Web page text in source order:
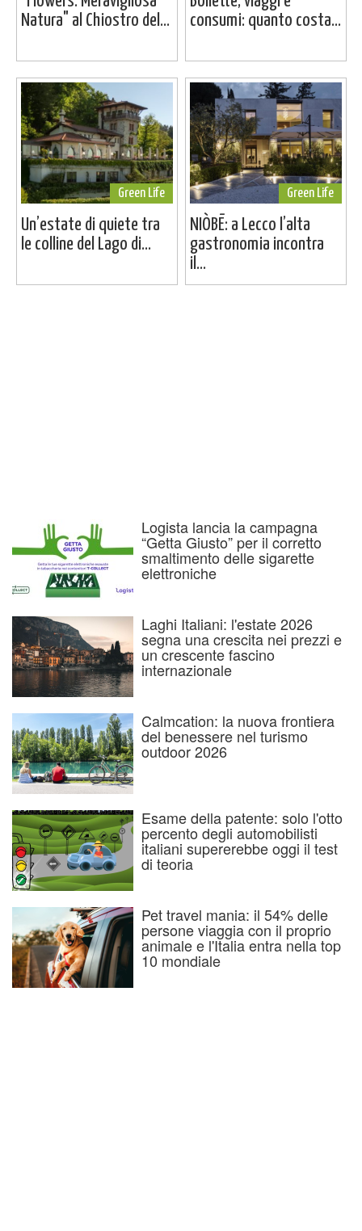
Natura" al Chiostro del...
consumi: quanto costa...
Green Life
Un’estate di quiete tra
le colline del Lago di...
Green Life
NIÒBĒ: a Lecco l’alta
gastronomia incontra
il...
Logista lancia la campagna
“Getta Giusto” per il corretto
smaltimento delle sigarette
elettroniche
Laghi Italiani: l'estate 2026
segna una crescita nei prezzi e
un crescente fascino
internazionale
Calmcation: la nuova frontiera
del benessere nel turismo
outdoor 2026
Esame della patente: solo l'otto
percento degli automobilisti
italiani supererebbe oggi il test
di teoria
Pet travel mania: il 54% delle
persone viaggia con il proprio
animale e l'Italia entra nella top
10 mondiale